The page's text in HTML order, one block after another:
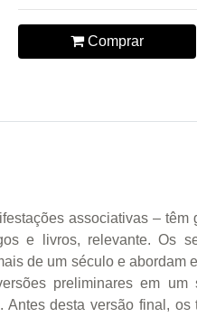
Comprar
associativas –
e livros, relevante. Os
de um século e
preliminares em
desta versão final,